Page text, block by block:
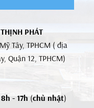
PHÁT
Tây, TPHCM ( địa
Quận 12, TPHCM)
8h - 17h (chủ nhật)